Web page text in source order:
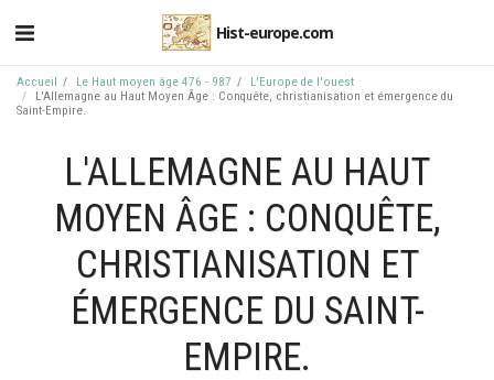
Hist-europe.com
Accueil Le Haut moyen âge 476 - 987
L'Europe de l'ouest
L'Allemagne au Haut Moyen Âge : Conquête, christianisation et émergence du
Saint-Empire.
L'ALLEMAGNE AU HAUT
MOYEN ÂGE : CONQUÊTE,
CHRISTIANISATION ET
ÉMERGENCE DU SAINT-
EMPIRE.